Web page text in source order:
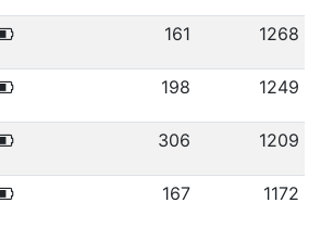
161 1268
198 1249
306 1209
167 1172